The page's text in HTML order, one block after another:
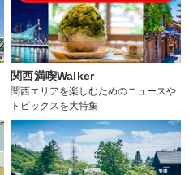
関西満喫Walker
関西エリアを楽しむためのニュースや
トピックスを大特集